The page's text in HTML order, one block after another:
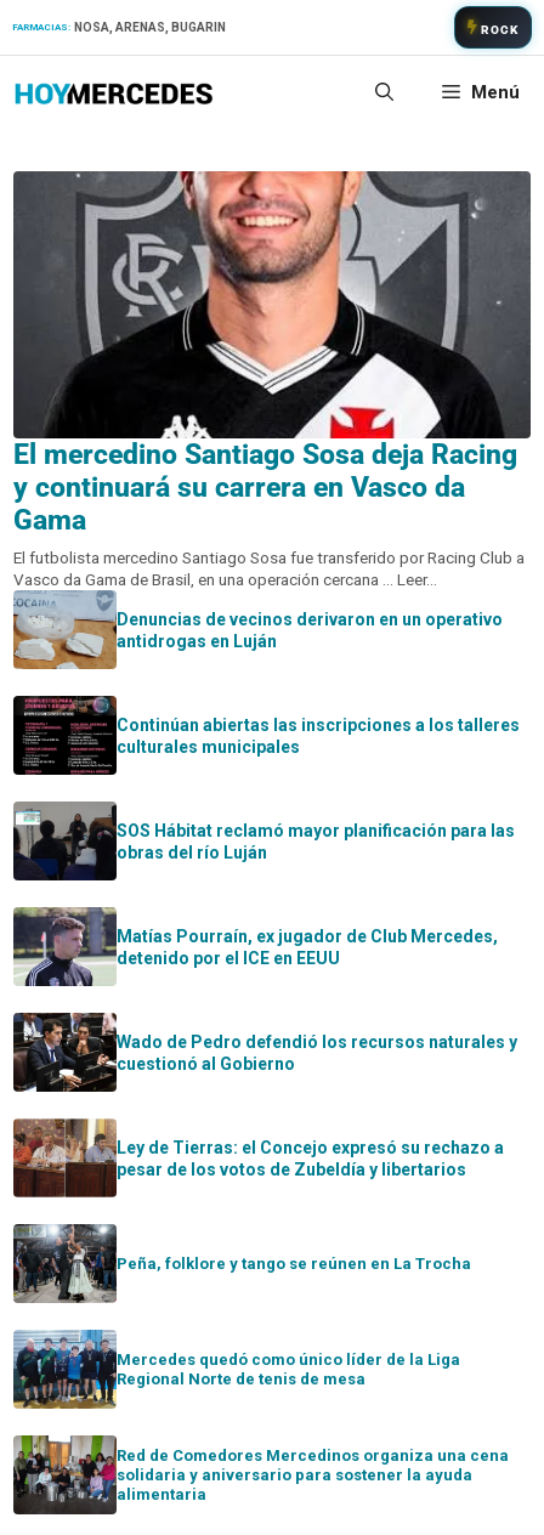
FARMACIAS: NOSA, ARENAS, BUGARIN ROCK
Menú
El mercedino Santiago Sosa deja Racing
y continuará su carrera en Vasco da
Gama
El futbolista mercedino Santiago Sosa fue transferido por Racing Club a
Vasco da Gama de Brasil, en una operación cercana ... Leer...
Denuncias de vecinos derivaron en un operativo
antidrogas en Luján
Continúan abiertas las inscripciones a los talleres
culturales municipales
SOS Hábitat reclamó mayor planificación para las
obras del río Luján
Matías Pourraín, ex jugador de Club Mercedes,
detenido por el ICE en EEUU
Wado de Pedro defendió los recursos naturales y
cuestionó al Gobierno
Ley de Tierras: el Concejo expresó su rechazo a
pesar de los votos de Zubeldía y libertarios
Peña, folklore y tango se reúnen en La Trocha
Mercedes quedó como único líder de la Liga
Regional Norte de tenis de mesa
Red de Comedores Mercedinos organiza una cena
solidaria y aniversario para sostener la ayuda
alimentaria